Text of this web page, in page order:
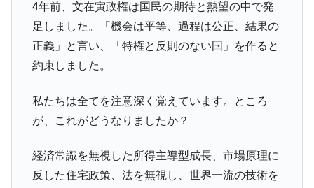
Fact1
日本の誇る海洋資源調査船『白嶺』は先進技術の
塊！
Fact1
夏の甲子園、優勝校を最も多く輩出している都道
府県とは？
Fact1 奇跡の毛色「白毛馬」とは？
える賞金とは？
Fact1 平成仮面ライダーの意外すぎるモチーフとは？
4年前、文在寅政権は国民の期待と熱望の中で発
足しました。「機会は平等、過程は公正、結果の
正義」と言い、「特権と反則のない国」を作ると
約束しました。
私たちは全てを注意深く覚えています。ところ
が、これがどうなりましたか？
経済常識を無視した所得主導型成長、市場原理に
反した住宅政策、法を無視し、世界一流の技術を